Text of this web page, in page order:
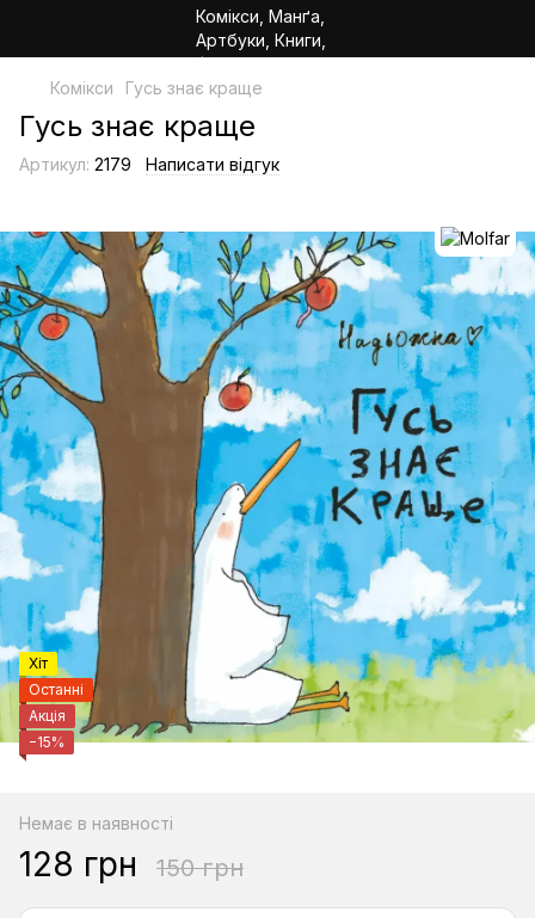
Комікси Гусь знає краще
Гусь знає краще
Артикул: 2179 Написати відгук
Хіт
Останні
Акція
−15%
Немає в наявності
128 грн 150 грн